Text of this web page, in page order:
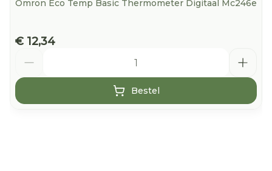
Omron Eco Temp Basic Thermometer Digitaal Mc246e
€ 12,34
Bestel